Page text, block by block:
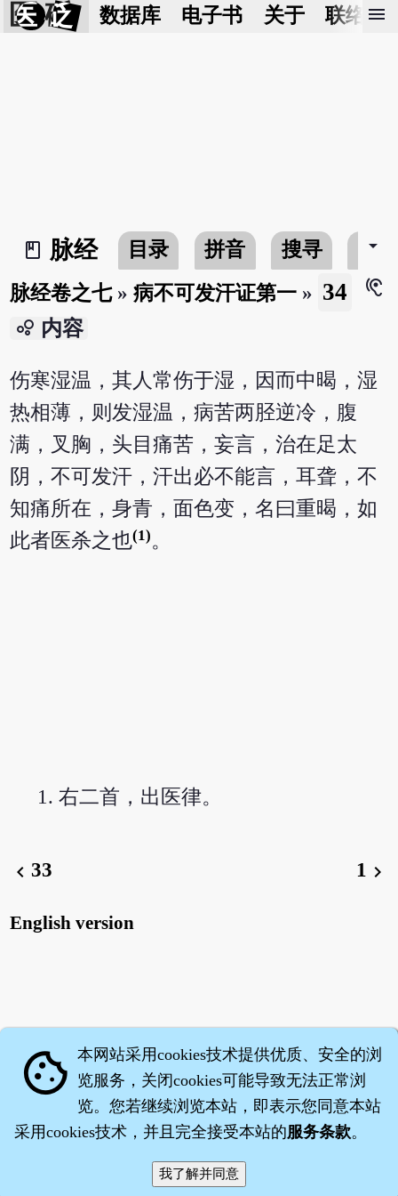
医 砭 数据库 电子书 关于 联络我
menu
book_2
脉经 目录 拼音 搜寻 书介
arrow_drop_down
脉经卷之七»病不可发汗证第一 » 34
hearing
bubble_chart 内容
伤寒湿温，其人常伤于湿，因而中暍，湿
热相薄，则发湿温，病苦两胫逆冷，腹
满，叉胸，头目痛苦，妄言，治在足太
阴，不可发汗，汗出必不能言，耳聋，不
知痛所在，身青，面色变，名曰重暍，如
此者医杀之也(1)。
右二首，出医律。
chevron_left33 1 chevron_right
English version
·沈药子©2008～2026
cookie 本网站采用cookies技术提供优质、安全的浏
览服务，关闭cookies可能导致无法正常浏
览。您若继续浏览本站，即表示您同意本站
采用cookies技术，并且完全接受本站的服务条款。